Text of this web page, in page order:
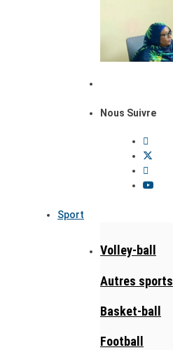
Nous Suivre
Sport
Volley-ball
Autres sports
Basket-ball
Football